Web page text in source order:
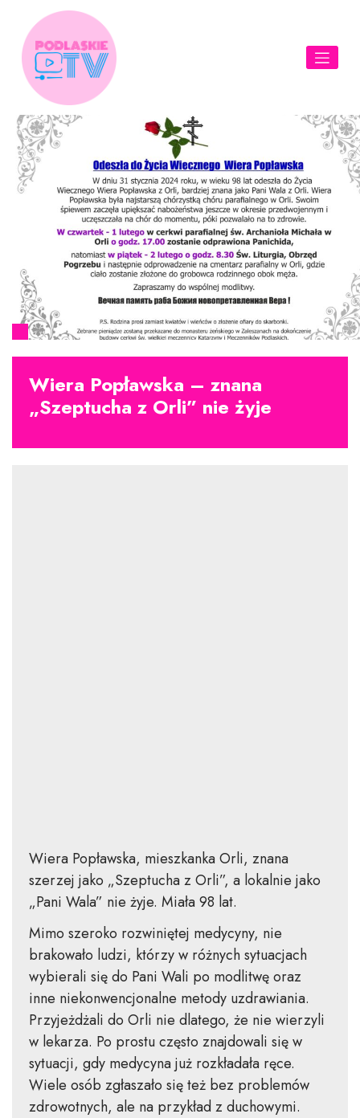
content
Wiera Popławska – znana
„Szeptucha z Orli” nie żyje
Wiera Popławska, mieszkanka Orli, znana
szerzej jako „Szeptucha z Orli”, a lokalnie jako
„Pani Wala” nie żyje. Miała 98 lat.
Mimo szeroko rozwiniętej medycyny, nie
brakowało ludzi, którzy w różnych sytuacjach
wybierali się do Pani Wali po modlitwę oraz
inne niekonwencjonalne metody uzdrawiania.
Przyjeżdżali do Orli nie dlatego, że nie wierzyli
w lekarza. Po prostu często znajdowali się w
sytuacji, gdy medycyna już rozkładała ręce.
Wiele osób zgłaszało się też bez problemów
zdrowotnych, ale na przykład z duchowymi.